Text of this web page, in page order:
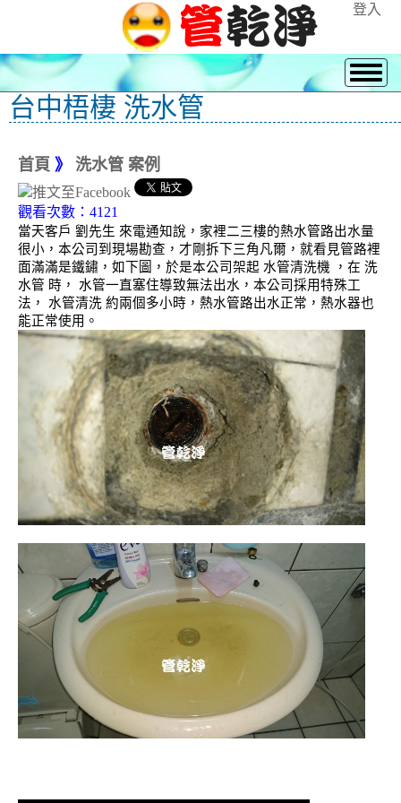
登入
台中梧棲 洗水管
首頁 》 洗水管 案例
觀看次數：4121
當天客戶 劉先生 來電通知說，家裡二三樓的熱水管路出水量
很小，本公司到現場勘查，才剛拆下三角凡爾，就看見管路裡
面滿滿是鐵鏽，如下圖，於是本公司架起 水管清洗機 ，在 洗
水管 時， 水管一直塞住導致無法出水，本公司採用特殊工
法， 水管清洗 約兩個多小時，熱水管路出水正常，熱水器也
能正常使用。